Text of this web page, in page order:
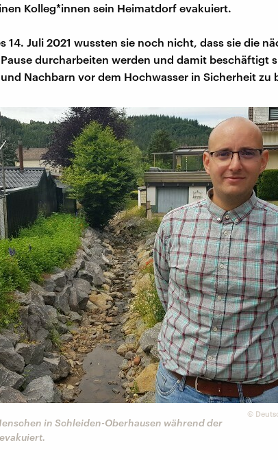
Kolleg*innen sein Heimatdorf evakuiert.
14. Juli 2021 wussten sie noch nicht, dass sie die
durcharbeiten werden und damit beschäftigt
Nachbarn vor dem Hochwasser in Sicherheit zu
©
in Schleiden-Oberhausen während der